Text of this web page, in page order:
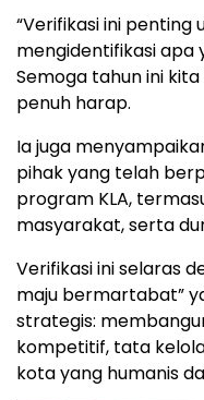
“Verifikasi ini
mengidentifikasi apa
Semoga tahun ini
penuh harap.
Ia juga
pihak yang telah
program KLA,
masyarakat, serta
Verifikasi ini selaras
maju bermartabat”
strategis:
kompetitif, tata
kota yang humanis